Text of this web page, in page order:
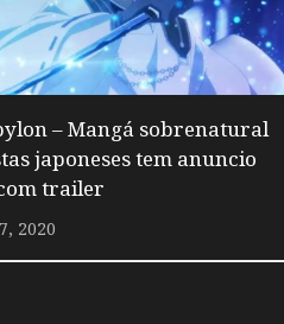
– Mangá sobrenatural
japoneses tem anuncio
trailer
2020